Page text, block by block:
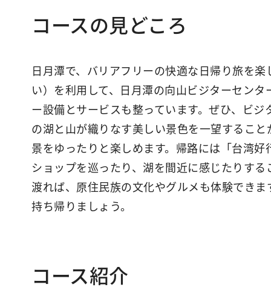
コースの見どころ
日月潭で、バリアフリーの快適な日帰り旅を
い）を利用して、日月潭の向山ビジターセン
ー設備とサービスも整っています。ぜひ、ビ
の湖と山が織りなす美しい景色を一望するこ
景をゆったりと楽しめます。帰路には「台湾
ショップを巡ったり、湖を間近に感じたりす
渡れば、原住民族の文化やグルメも体験でき
持ち帰りましょう。
コース紹介